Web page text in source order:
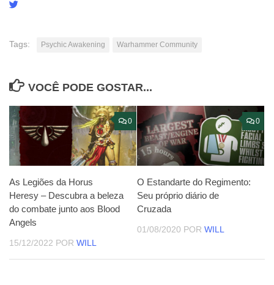
Tags: Psychic Awakening Warhammer Community
VOCÊ PODE GOSTAR...
0
As Legiões da Horus
Heresy – Descubra a beleza
do combate junto aos Blood
Angels
15/12/2022 POR WILL
0
O Estandarte do Regimento:
Seu próprio diário de
Cruzada
01/08/2020 POR WILL